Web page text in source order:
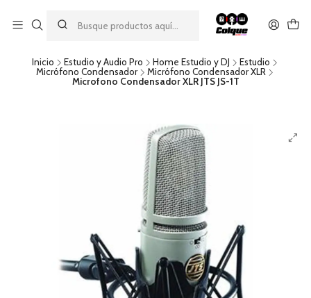
descuento por pago con transferencia bancaria
por una compra mínima de $49.990. Este descuento no es
acumulable a otras promociones ni aplicable a gastos de envío.
Inicio Estudio y Audio Pro Home Estudio y DJ
Estudio
Micrófono Condensador
Micrófono Condensador XLR
Microfono Condensador XLR JTS JS-1T